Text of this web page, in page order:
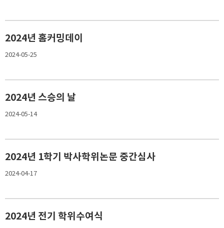
2024년 홈커밍데이
2024-05-25
2024년 스승의 날
2024-05-14
2024년 1학기 박사학위논문 중간심사
2024-04-17
2024년 전기 학위수여식